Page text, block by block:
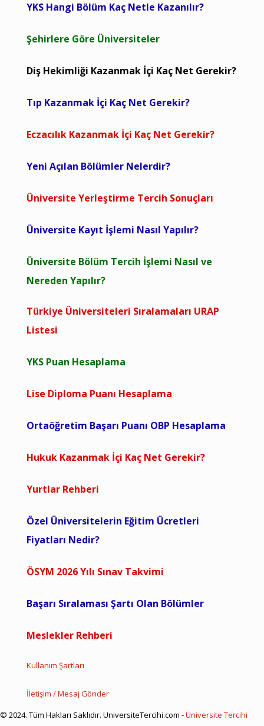
YKS Hangi Bölüm Kaç Netle Kazanılır?
Şehirlere Göre Üniversiteler
Diş Hekimliği Kazanmak İçi Kaç Net Gerekir?
Tıp Kazanmak İçi Kaç Net Gerekir?
Eczacılık Kazanmak İçi Kaç Net Gerekir?
Yeni Açılan Bölümler Nelerdir?
Üniversite Yerleştirme Tercih Sonuçları
Üniversite Kayıt İşlemi Nasıl Yapılır?
Üniversite Bölüm Tercih İşlemi Nasıl ve
Nereden Yapılır?
Türkiye Üniversiteleri Sıralamaları URAP
Listesi
YKS Puan Hesaplama
Lise Diploma Puanı Hesaplama
Ortaöğretim Başarı Puanı OBP Hesaplama
Hukuk Kazanmak İçi Kaç Net Gerekir?
Yurtlar Rehberi
Özel Üniversitelerin Eğitim Ücretleri
Fiyatları Nedir?
ÖSYM 2026 Yılı Sınav Takvimi
Başarı Sıralaması Şartı Olan Bölümler
Meslekler Rehberi
Kullanım Şartları
İletişim / Mesaj Gönder
© 2024. Tüm Hakları Saklıdır. UniversiteTercihi.com -Üniversite Tercihi